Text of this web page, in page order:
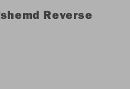
Reverse